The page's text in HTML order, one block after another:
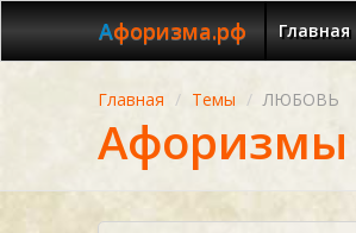
Афоризма.рф Главная
Главная Темы ЛЮБОВЬ